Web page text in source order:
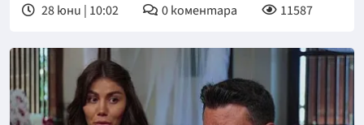
28 юни | 10:02 0коментара 11587